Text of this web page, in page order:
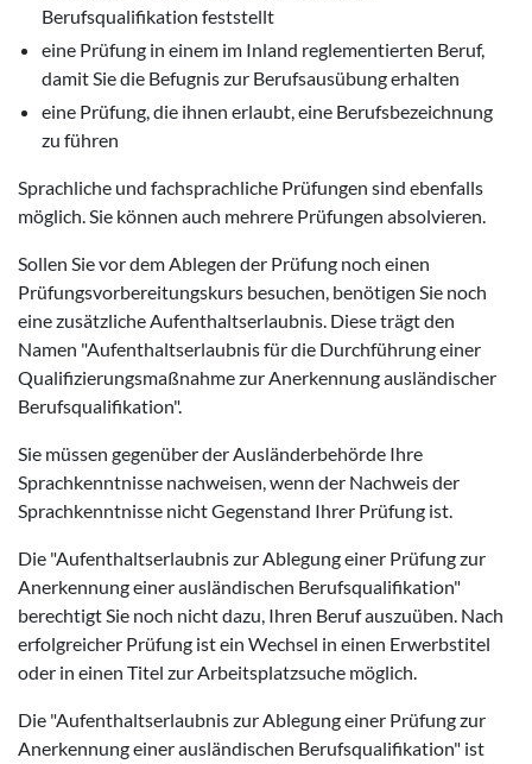
Berufsqualifikation feststellt
eine Prüfung in einem im Inland reglementierten Beruf,
damit Sie die Befugnis zur Berufsausübung erhalten
eine Prüfung, die ihnen erlaubt, eine Berufsbezeichnung
zu führen
Sprachliche und fachsprachliche Prüfungen sind ebenfalls
möglich. Sie können auch mehrere Prüfungen absolvieren.
Sollen Sie vor dem Ablegen der Prüfung noch einen
Prüfungsvorbereitungskurs besuchen, benötigen Sie noch
eine zusätzliche Aufenthaltserlaubnis. Diese trägt den
Namen "Aufenthaltserlaubnis für die Durchführung einer
Qualifizierungsmaßnahme zur Anerkennung ausländischer
Berufsqualifikation".
Sie müssen gegenüber der Ausländerbehörde Ihre
Sprachkenntnisse nachweisen, wenn der Nachweis der
Sprachkenntnisse nicht Gegenstand Ihrer Prüfung ist.
Die "Aufenthaltserlaubnis zur Ablegung einer Prüfung zur
Anerkennung einer ausländischen Berufsqualifikation"
berechtigt Sie noch nicht dazu, Ihren Beruf auszuüben. Nach
erfolgreicher Prüfung ist ein Wechsel in einen Erwerbstitel
oder in einen Titel zur Arbeitsplatzsuche möglich.
Die "Aufenthaltserlaubnis zur Ablegung einer Prüfung zur
Anerkennung einer ausländischen Berufsqualifikation" ist